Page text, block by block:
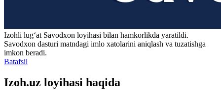
Izohli lugʻat Savodxon loyihasi bilan hamkorlikda yaratildi.
Savodxon dasturi matndagi imlo xatolarini aniqlash va tuzatishga
imkon beradi.
Batafsil
Izoh.uz loyihasi haqida